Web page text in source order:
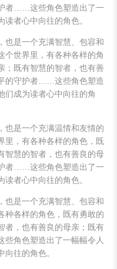
者……这些角色塑造出了一
者心中向往的角色。
也是一个充满智慧、包容和
个世界里，有各种各样的角
；既有智慧的智者，也有善
的守护者……这些角色塑造
们成为读者心中向往的角
也是一个充满温情和友情的
里，有各种各样的角色，既
智慧的智者，也有善良的母
者……这些角色塑造出了一
者心中向往的角色。
也是一个充满智慧、包容和
种各样的角色，既有勇敢的
者，也有善良的母亲；既有
角色塑造出了一幅幅令人
往的角色。